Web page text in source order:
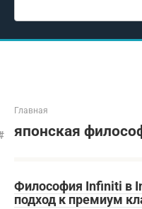
Главная
японская
Философия Infiniti в
подход к премиум